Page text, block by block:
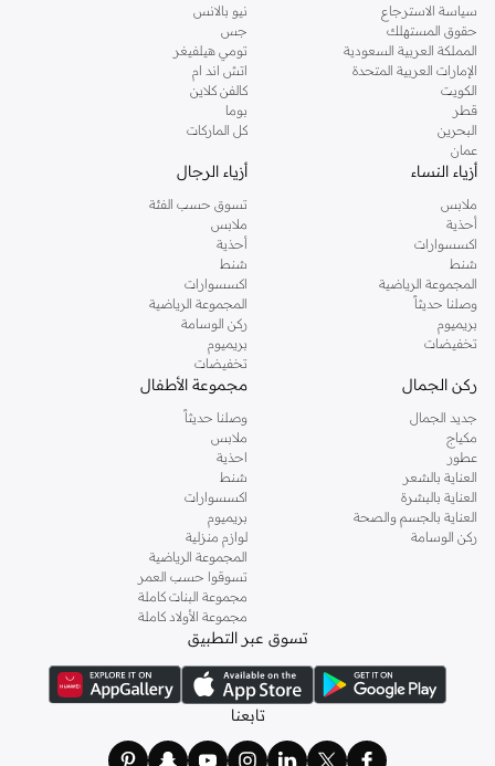
تعرف احذية تمبرلاند بصلابتها، مهارتها الحرفية وستايلها. جنبا الى جنب مع الجزم
الاسطورية، لدينا جميع احتياجاتك الكاجوال الاخرى في متجر تمبرلاند اون لاين في
نمشي. يمكن العثور على جزم، احذية رياضية وغيرها من الستايلات الاخرى التي ستجدها
في مجموعة تمبرلاند اون لاين. تسوق احذية تمبرلاند اون لاين واحصل على خدمة تسليم
سريع الى عتبة دارك.
سياسة الاسترجاع
حقوق المستهلك
المملكة العربية السعودية
الإمارات العربية المتحدة
الكويت
قطر
البحرين
عمان
نيو بالانس
جس
تومي هيلفيغر
اتش اند ام
كالفن كلاين
بوما
كل الماركات
أزياء النساء
ملابس
أحذية
اكسسوارات
شنط
المجموعة الرياضية
وصلنا حديثاً
بريميوم
تخفيضات
أزياء الرجال
تسوق حسب الفئة
ملابس
أحذية
شنط
اكسسوارات
المجموعة الرياضية
ركن الوسامة
بريميوم
تخفيضات
ركن الجمال
جديد الجمال
مكياج
عطور
العناية بالشعر
العناية بالبشرة
العناية بالجسم والصحة
ركن الوسامة
مجموعة الأطفال
وصلنا حديثاً
ملابس
احذية
شنط
اكسسوارات
بريميوم
لوازم منزلية
المجموعة الرياضية
تسوقوا حسب العمر
مجموعة البنات كاملة
مجموعة الأولاد كاملة
تسوق عبر التطبيق
تابعنا